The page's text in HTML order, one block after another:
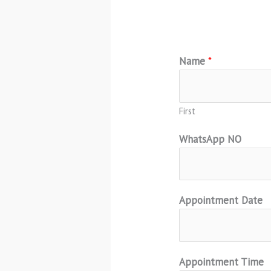
Name*
First
WhatsApp NO
Appointment Date
Appointment Time